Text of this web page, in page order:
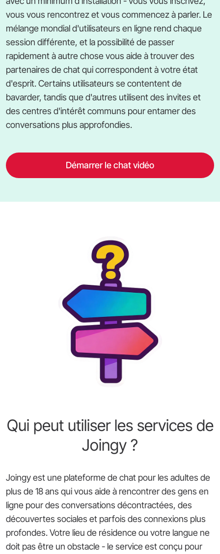
vous vous rencontrez et vous commencez à parler. Le
mélange mondial d'utilisateurs en ligne rend chaque
session différente, et la possibilité de passer
rapidement à autre chose vous aide à trouver des
partenaires de chat qui correspondent à votre état
d'esprit. Certains utilisateurs se contentent de
bavarder, tandis que d'autres utilisent des invites et
des centres d'intérêt communs pour entamer des
conversations plus approfondies.
Démarrer le chat vidéo
Qui peut utiliser les services de
Joingy ?
Joingy est une plateforme de chat pour les adultes de
plus de 18 ans qui vous aide à rencontrer des gens en
ligne pour des conversations décontractées, des
découvertes sociales et parfois des connexions plus
profondes. Votre lieu de résidence ou votre langue ne
doit pas être un obstacle - le service est conçu pour